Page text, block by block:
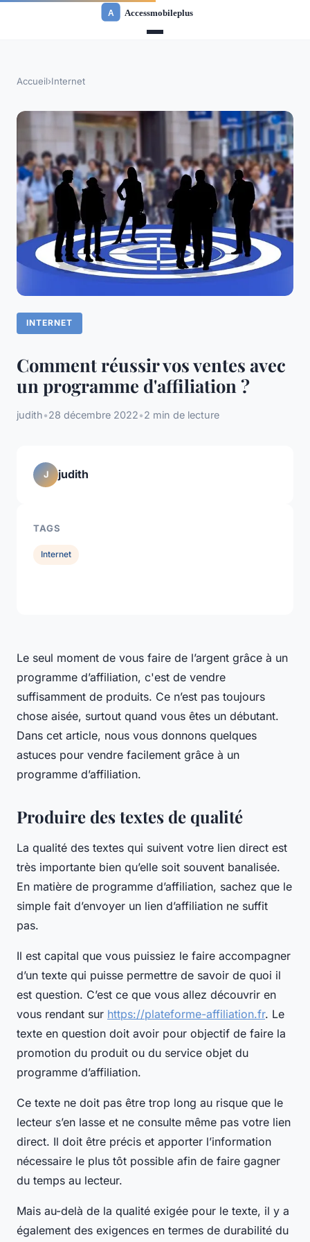
Accueil›Internet
INTERNET
Comment réussir vos ventes avec
un programme d'affiliation ?
judith•28 décembre 2022•2 min de lecture
Le seul moment de vous faire de l’argent grâce à un
programme d’affiliation, c'est de vendre
suffisamment de produits. Ce n’est pas toujours
chose aisée, surtout quand vous êtes un débutant.
Dans cet article, nous vous donnons quelques
astuces pour vendre facilement grâce à un
programme d’affiliation.
Produire des textes de qualité
La qualité des textes qui suivent votre lien direct est
très importante bien qu’elle soit souvent banalisée.
En matière de programme d’affiliation, sachez que le
simple fait d’envoyer un lien d’affiliation ne suffit
pas.
Il est capital que vous puissiez le faire accompagner
d’un texte qui puisse permettre de savoir de quoi il
est question. C’est ce que vous allez découvrir en
vous rendant sur https://plateforme-affiliation.fr. Le
texte en question doit avoir pour objectif de faire la
promotion du produit ou du service objet du
programme d’affiliation.
Ce texte ne doit pas être trop long au risque que le
lecteur s’en lasse et ne consulte même pas votre lien
direct. Il doit être précis et apporter l’information
nécessaire le plus tôt possible afin de faire gagner
du temps au lecteur.
Mais au-delà de la qualité exigée pour le texte, il y a
également des exigences en termes de durabilité du
J judith
TAGS
Internet